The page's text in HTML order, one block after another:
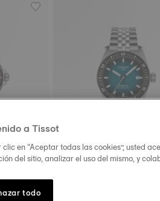
a Tissot
en “Aceptar todas las cookies”, usted
del sitio, analizar el uso del mismo, y
todo